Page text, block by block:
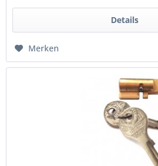
Details
Merken